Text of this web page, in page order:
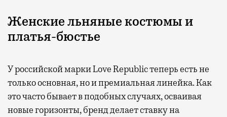
Женские льняные костюмы и
платья-бюстье
У российской марки Love Republic теперь есть не
только основная, но и премиальная линейка. Как
это часто бывает в подобных случаях, осваивая
новые горизонты, бренд делает ставку на